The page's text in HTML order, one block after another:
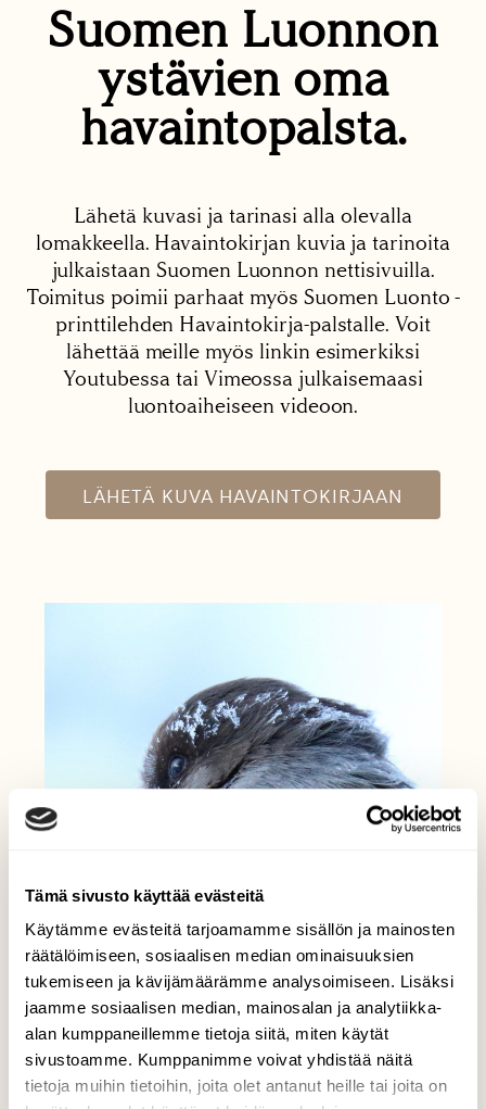
Tämä sivusto käyttää evästeitä
Käytämme evästeitä tarjoamamme sisällön ja mainosten
räätälöimiseen, sosiaalisen median ominaisuuksien
tukemiseen ja kävijämäärämme analysoimiseen. Lisäksi
jaamme sosiaalisen median, mainosalan ja analytiikka-
alan kumppaneillemme tietoja siitä, miten käytät
sivustoamme. Kumppanimme voivat yhdistää näitä
tietoja muihin tietoihin, joita olet antanut heille tai joita on
Suomen Luonnon
ystävien oma
havaintopalsta.
Lähetä kuvasi ja tarinasi alla olevalla
lomakkeella. Havaintokirjan kuvia ja tarinoita
julkaistaan Suomen Luonnon nettisivuilla.
Toimitus poimii parhaat myös Suomen Luonto -
printtilehden Havaintokirja-palstalle. Voit
lähettää meille myös linkin esimerkiksi
Youtubessa tai Vimeossa julkaisemaasi
luontoaiheiseen videoon.
LÄHETÄ KUVA HAVAINTOKIRJAAN